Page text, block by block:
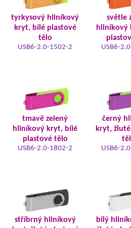
tyrkysový hliníkový
kryt, bílé plastové
tělo
USB6-2.0-1502-2
světle
hliníkový
USB6-
tmavě zelený
hliníkový kryt, bílé
plastové tělo
USB6-2.0-1802-2
černý
kryt,
USB6-
stříbrný hliníkový
bílý